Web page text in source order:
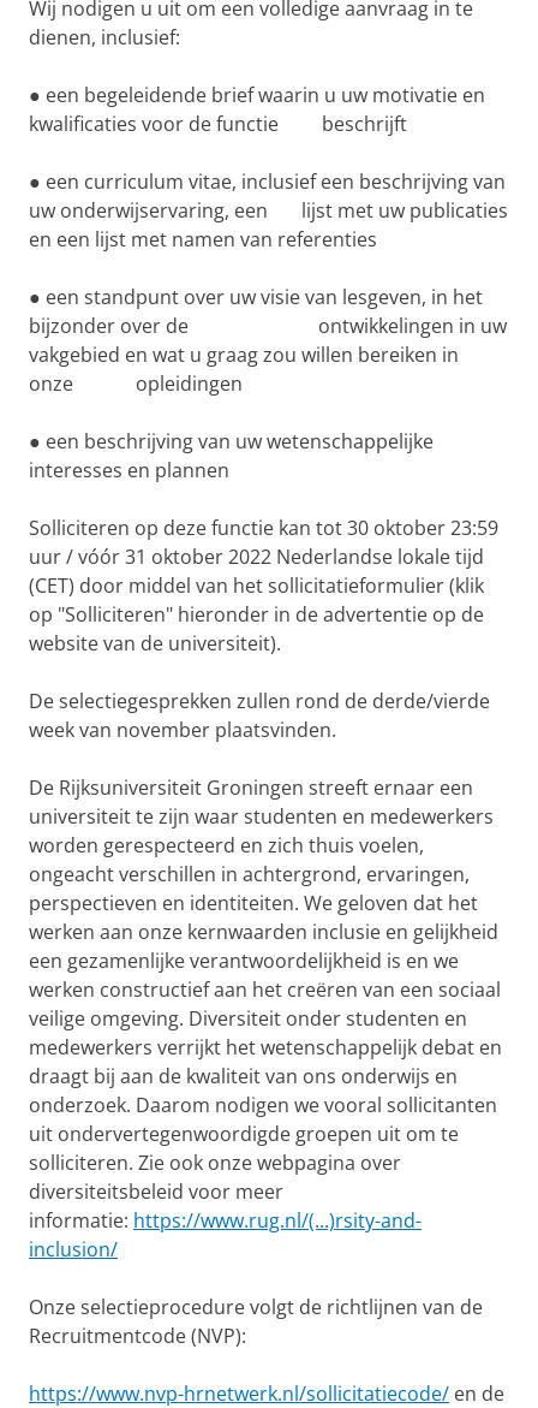
Wij nodigen u uit om een ​​volledige aanvraag in te
dienen, inclusief:
● een begeleidende brief waarin u uw motivatie en
kwalificaties voor de functie beschrijft
● een curriculum vitae, inclusief een beschrijving van
uw onderwijservaring, een lijst met uw publicaties
en een lijst met namen van referenties
● een standpunt over uw visie van lesgeven, in het
bijzonder over de ontwikkelingen in uw
vakgebied en wat u graag zou willen bereiken in
onze opleidingen
● een beschrijving van uw wetenschappelijke
interesses en plannen
Solliciteren op deze functie kan tot 30 oktober 23:59
uur / vóór 31 oktober 2022 Nederlandse lokale tijd
(CET) door middel van het sollicitatieformulier (klik
op "Solliciteren" hieronder in de advertentie op de
website van de universiteit).
De selectiegesprekken zullen rond de derde/vierde
week van november plaatsvinden.
De Rijksuniversiteit Groningen streeft ernaar een
universiteit te zijn waar studenten en medewerkers
worden gerespecteerd en zich thuis voelen,
ongeacht verschillen in achtergrond, ervaringen,
perspectieven en identiteiten. We geloven dat het
werken aan onze kernwaarden inclusie en gelijkheid
een gezamenlijke verantwoordelijkheid is en we
werken constructief aan het creëren van een sociaal
veilige omgeving. Diversiteit onder studenten en
medewerkers verrijkt het wetenschappelijk debat en
draagt ​​bij aan de kwaliteit van ons onderwijs en
onderzoek. Daarom nodigen we vooral sollicitanten
uit ondervertegenwoordigde groepen uit om te
solliciteren. Zie ook onze webpagina over
diversiteitsbeleid voor meer
informatie: https://www.rug.nl/(...)rsity-and-
inclusion/
Onze selectieprocedure volgt de richtlijnen van de
Recruitmentcode (NVP):
https://www.nvp-hrnetwerk.nl/sollicitatiecode/ en de